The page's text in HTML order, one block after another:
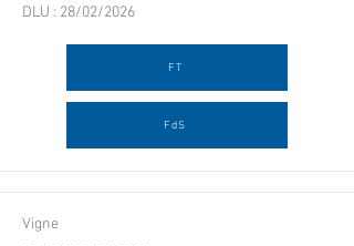
DLU : 28/02/2026
FT
FdS
Vigne